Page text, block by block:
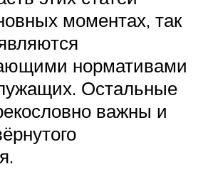
моментах, так
нормативами
Остальные
важны и